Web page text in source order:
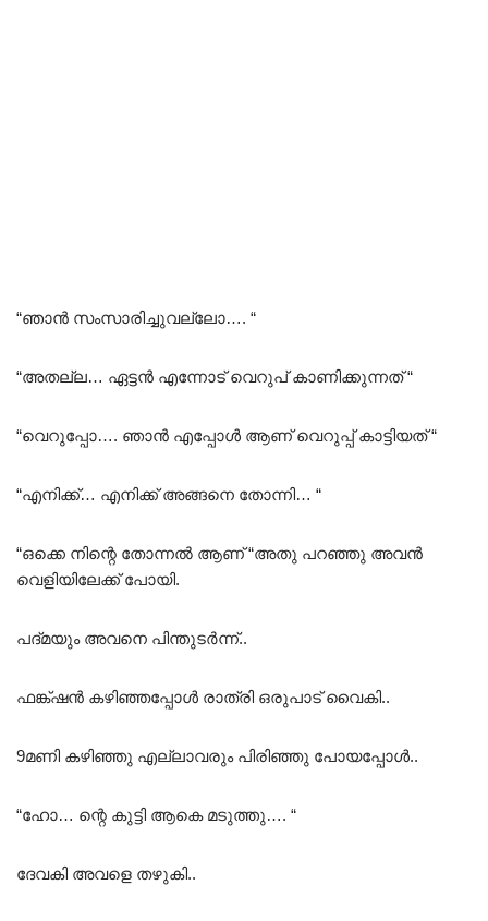
“ഞാൻ സംസാരിച്ചുവല്ലോ…. “
“അതല്ല… ഏട്ടൻ എന്നോട് വെറുപ് കാണിക്കുന്നത് “
“വെറുപ്പോ…. ഞാൻ എപ്പോൾ ആണ് വെറുപ്പ് കാട്ടിയത് “
“എനിക്ക്… എനിക്ക് അങ്ങനെ തോന്നി… “
“ഒക്കെ നിന്റെ തോന്നൽ ആണ് “അതു പറഞ്ഞു അവൻ
വെളിയിലേക്ക് പോയി.
പദ്മയും അവനെ പിന്തുടർന്ന്..
ഫങ്ക്ഷൻ കഴിഞ്ഞപ്പോൾ രാത്രി ഒരുപാട് വൈകി..
9മണി കഴിഞ്ഞു എല്ലാവരും പിരിഞ്ഞു പോയപ്പോൾ..
“ഹോ… ന്റെ കുട്ടി ആകെ മടുത്തു…. “
ദേവകി അവളെ തഴുകി..